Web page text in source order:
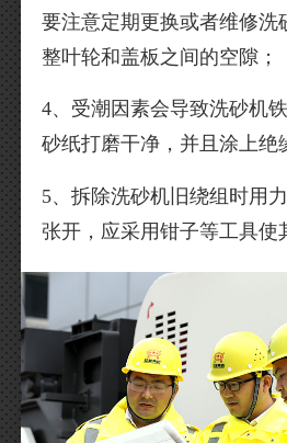
要注意定期更换或者维修洗
整叶轮和盖板之间的空隙；
4、受潮因素会导致洗砂机
砂纸打磨干净，并且涂上绝
5、拆除洗砂机旧绕组时用
张开，应采用钳子等工具使